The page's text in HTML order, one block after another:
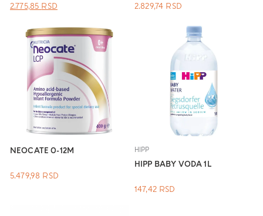
ОРИГИНАЛНА
БИЛА:
2.775,85 RSDТРЕНУТНА
ЈЕ:
2.775,85 RSD.
2.829,74 RSD
NEOCATE 0-12M
5.479,98 RSD
HIPP
HIPP BABY VODA 1L
147,42 RSD